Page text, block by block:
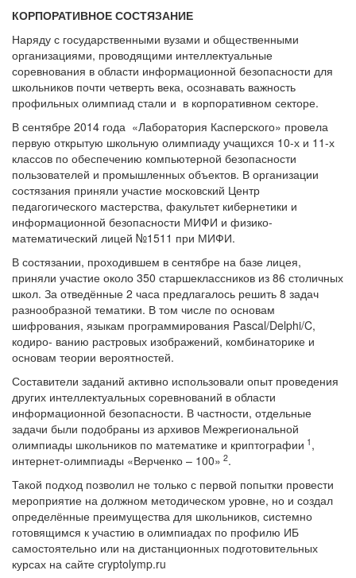
КОРПОРАТИВНОЕ СОСТЯЗАНИЕ
Наряду с государственными вузами и общественными
организациями, проводящими интеллектуальные
соревнования в области информационной безопасности для
школьников почти четверть века, осознавать важность
профильных олимпиад стали и в корпоративном секторе.
В сентябре 2014 года «Лаборатория Касперского» провела
первую открытую школьную олимпиаду учащихся 10-х и 11-х
классов по обеспечению компьютерной безопасности
пользователей и промышленных объектов. В организации
состязания приняли участие московский Центр
педагогического мастерства, факультет кибернетики и
информационной безопасности МИФИ и физико-
математический лицей №1511 при МИФИ.
В состязании, проходившем в сентябре на базе лицея,
приняли участие около 350 старшеклассников из 86 столичных
школ. За отведённые 2 часа предлагалось решить 8 задач
разнообразной тематики. В том числе по основам
шифрования, языкам программирования Pascal/Delphi/C,
кодиро- ванию растровых изображений, комбинаторике и
основам теории вероятностей.
Составители заданий активно использовали опыт проведения
других интеллектуальных соревнований в области
информационной безопасности. В частности, отдельные
задачи были подобраны из архивов Межрегиональной
олимпиады школьников по математике и криптографии 1 ,
интернет-олимпиады «Верченко – 100» 2.
Такой подход позволил не только с первой попытки провести
мероприятие на должном методическом уровне, но и создал
определённые преимущества для школьников, системно
готовящимся к участию в олимпиадах по профилю ИБ
самостоятельно или на дистанционных подготовительных
курсах на сайте cryptolymp.ru